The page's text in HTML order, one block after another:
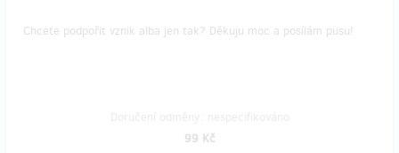
Chcete podpořit vznik alba jen tak? Děkuju moc a posílám pusu!
99 Kč